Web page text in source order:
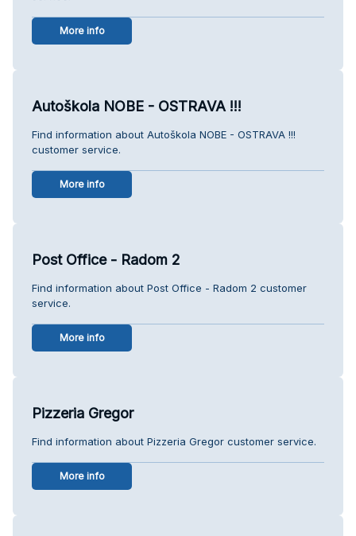
More info
Autoškola NOBE - OSTRAVA !!!
Find information about Autoškola NOBE - OSTRAVA !!!
customer service.
More info
Post Office - Radom 2
Find information about Post Office - Radom 2 customer
service.
More info
Pizzeria Gregor
Find information about Pizzeria Gregor customer service.
More info